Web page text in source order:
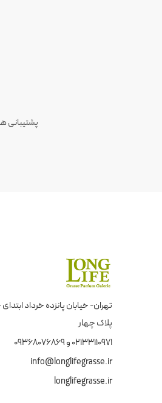
پشتیبانی
تهران- خیابان پانزده خرداد
پلاک چهار
02133110971 و 09368076869
info@longlifegrasse.ir
longlifegrasse.ir